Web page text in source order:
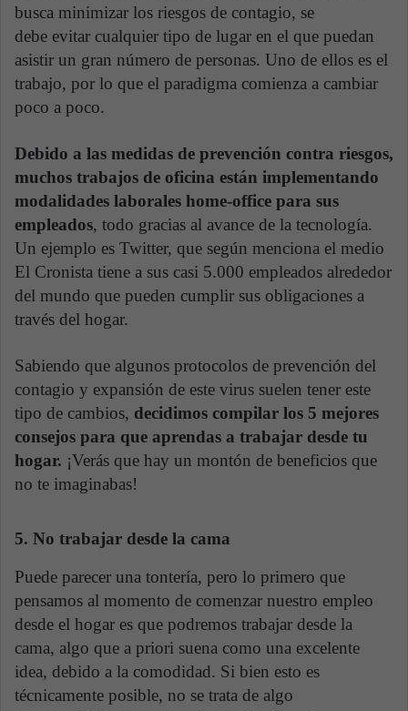
busca minimizar los riesgos de contagio, se
debe evitar cualquier tipo de lugar en el que puedan
asistir un gran número de personas. Uno de ellos es el
trabajo, por lo que el paradigma comienza a cambiar
poco a poco.
Debido a las medidas de prevención contra riesgos,
muchos trabajos de oficina están implementando
modalidades laborales home-office para sus
empleados, todo gracias al avance de la tecnología.
Un ejemplo es Twitter, que según menciona el medio
El Cronista tiene a sus casi 5.000 empleados alrededor
del mundo que pueden cumplir sus obligaciones a
través del hogar.
Sabiendo que algunos protocolos de prevención del
contagio y expansión de este virus suelen tener este
tipo de cambios, decidimos compilar los 5 mejores
consejos para que aprendas a trabajar desde tu
hogar. ¡Verás que hay un montón de beneficios que
no te imaginabas!
5. No trabajar desde la cama
Puede parecer una tontería, pero lo primero que
pensamos al momento de comenzar nuestro empleo
desde el hogar es que podremos trabajar desde la
cama, algo que a priori suena como una excelente
idea, debido a la comodidad. Si bien esto es
técnicamente posible, no se trata de algo